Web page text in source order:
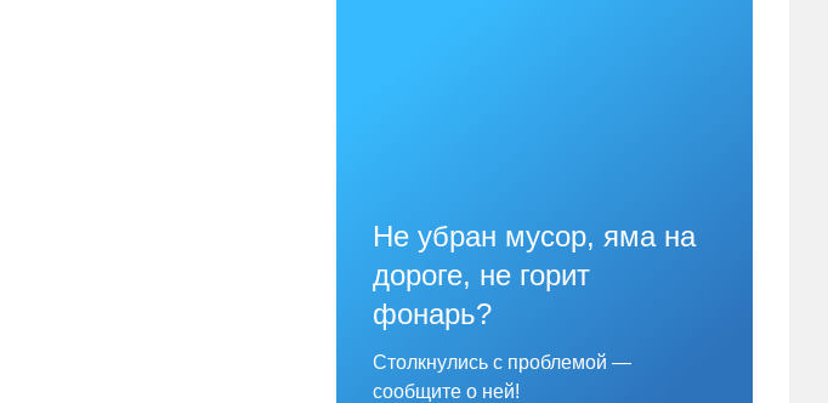
Не убран мусор, яма на
дороге, не горит
фонарь?
Столкнулись с проблемой —
сообщите о ней!